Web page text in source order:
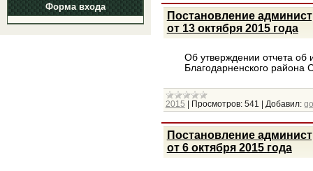
Форма входа
Постановление
от 13 октября 2015 года
Об утверждении отчета об
Благодарненского района
2015 Просмотров: 541 Добавил:
Постановление
от 6 октября 2015 года